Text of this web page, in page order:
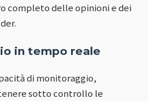
completo delle opinioni e dei
in tempo reale
di monitoraggio,
sotto controllo le